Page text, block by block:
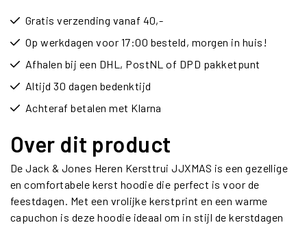
Gratis verzending vanaf 40,-
Op werkdagen voor 17:00 besteld, morgen in huis!
Afhalen bij een DHL, PostNL of DPD pakketpunt
Altijd 30 dagen bedenktijd
Achteraf betalen met Klarna
Over dit product
De Jack & Jones Heren Kersttrui JJXMAS is een gezellige
en comfortabele kerst hoodie die perfect is voor de
feestdagen. Met een vrolijke kerstprint en een warme
capuchon is deze hoodie ideaal om in stijl de kerstdagen